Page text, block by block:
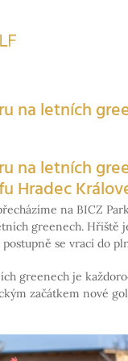
na letních
na letních
Hradec
na BICZ
greenech. Hřiště
se vrací do
greenech je
začátkem nové